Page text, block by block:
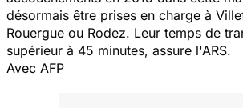
désormais être prises en charge à
Rouergue ou Rodez. Leur temps de
supérieur à 45 minutes, assure l'ARS.
Avec AFP